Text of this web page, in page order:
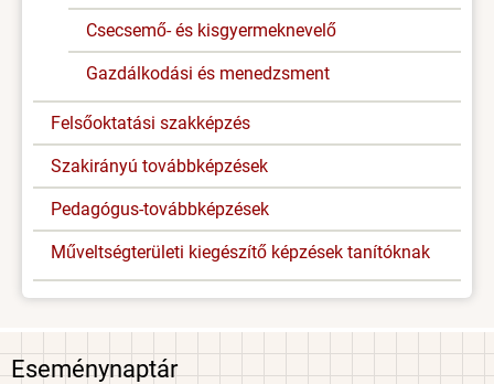
Csecsemő- és kisgyermeknevelő
Gazdálkodási és menedzsment
Felsőoktatási szakképzés
Szakirányú továbbképzések
Pedagógus-továbbképzések
Műveltségterületi kiegészítő képzések tanítóknak
Eseménynaptár